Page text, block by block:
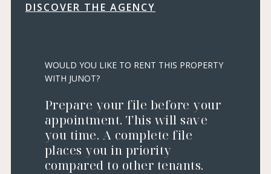
DISCOVER THE AGENCY
WOULD YOU LIKE TO RENT THIS PROPERTY
WITH JUNOT?
Prepare your file before your
appointment. This will save
you time. A complete file
places you in priority
compared to other tenants.